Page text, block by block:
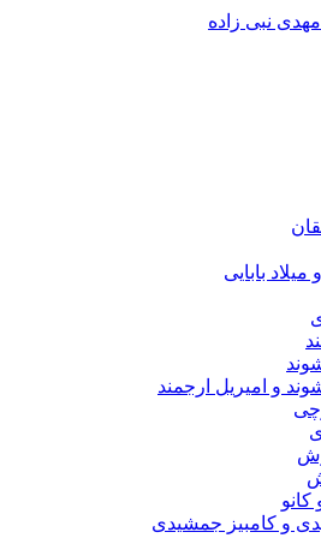
نبی زاده
بابایی
و امیریل ارجمند
کانو
و کامبیز جمشیدی